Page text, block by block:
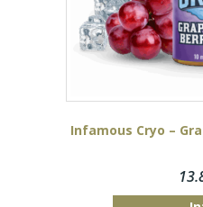
Infamous Cryo –